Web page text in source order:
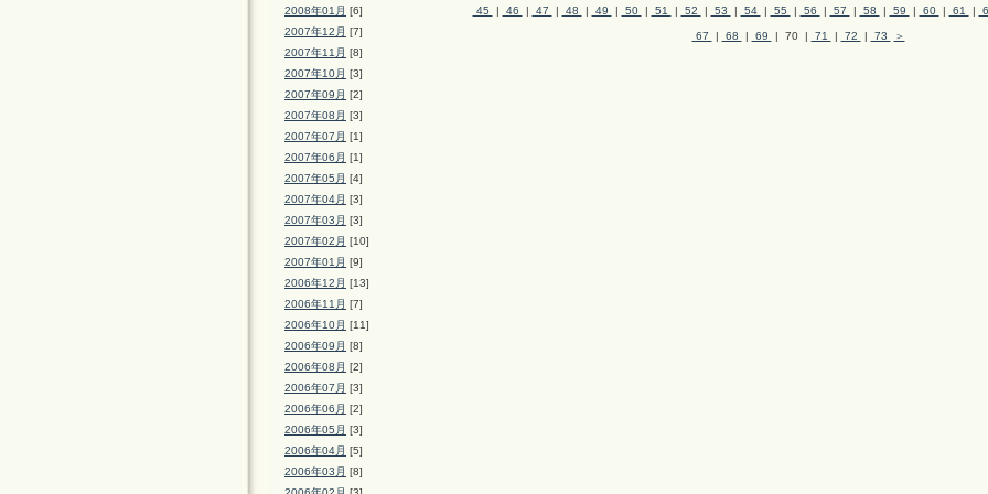
2008年01月 [6]
2007年12月 [7]
2007年11月 [8]
2007年10月 [3]
2007年09月 [2]
2007年08月 [3]
2007年07月 [1]
2007年06月 [1]
2007年05月 [4]
2007年04月 [3]
2007年03月 [3]
2007年02月 [10]
2007年01月 [9]
2006年12月 [13]
2006年11月 [7]
2006年10月 [11]
2006年09月 [8]
2006年08月 [2]
2006年07月 [3]
2006年06月 [2]
2006年05月 [3]
2006年04月 [5]
2006年03月 [8]
45 | 46 | 47 | 48 | 49 | 50 | 51 | 52 | 53 | 54 | 55 | 56 | 57 | 58 | 59 | 60 | 61 |
67 | 68 | 69 | 70 | 71 | 72 | 73 ＞